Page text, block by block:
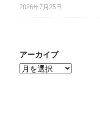
2026年7月25日
アーカイブ